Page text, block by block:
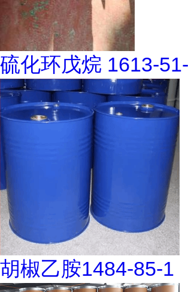
硫化环戊烷 1613-
胡椒乙胺1484-85-1